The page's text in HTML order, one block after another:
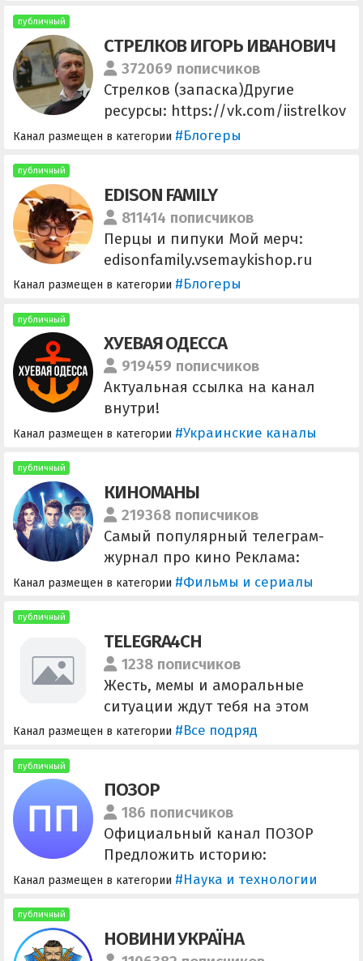
публичный
СТРЕЛКОВ ИГОРЬ ИВАНОВИЧ
372069 пописчиков
Стрелков (запаска)Другие
ресурсы: https://vk.com/iistrelkov
https://bastyon.com/igor_strelkov
Канал размещен в категории #Блогеры
публичный
EDISON FAMILY
811414 пописчиков
Перцы и пипуки Мой мерч:
edisonfamily.vsemaykishop.ru
Реклама/сотрудничество:
Канал размещен в категории #Блогеры
публичный
ХУЕВАЯ ОДЕССА
919459 пописчиков
Актуальная ссылка на канал
внутри!
Канал размещен в категории #Украинские каналы
публичный
КИНОМАНЫ
219368 пописчиков
Самый популярный телеграм-
журнал про кино Реклама:
@newbrandmediabot
Канал размещен в категории #Фильмы и сериалы
публичный
TELEGRA4CH
1238 пописчиков
Жесть, мемы и аморальные
ситуации ждут тебя на этом
канале! По всем вопросам
https://t.me/+RuDKJ7rHr4undLdX
Канал размещен в категории #Все подряд
публичный
ПОЗОР
186 пописчиков
Официальный канал ПОЗОР
Предложить историю:
@shame666_bot Чат Канала
Канал размещен в категории #Наука и технологии
публичный
НОВИНИ УКРАЇНА